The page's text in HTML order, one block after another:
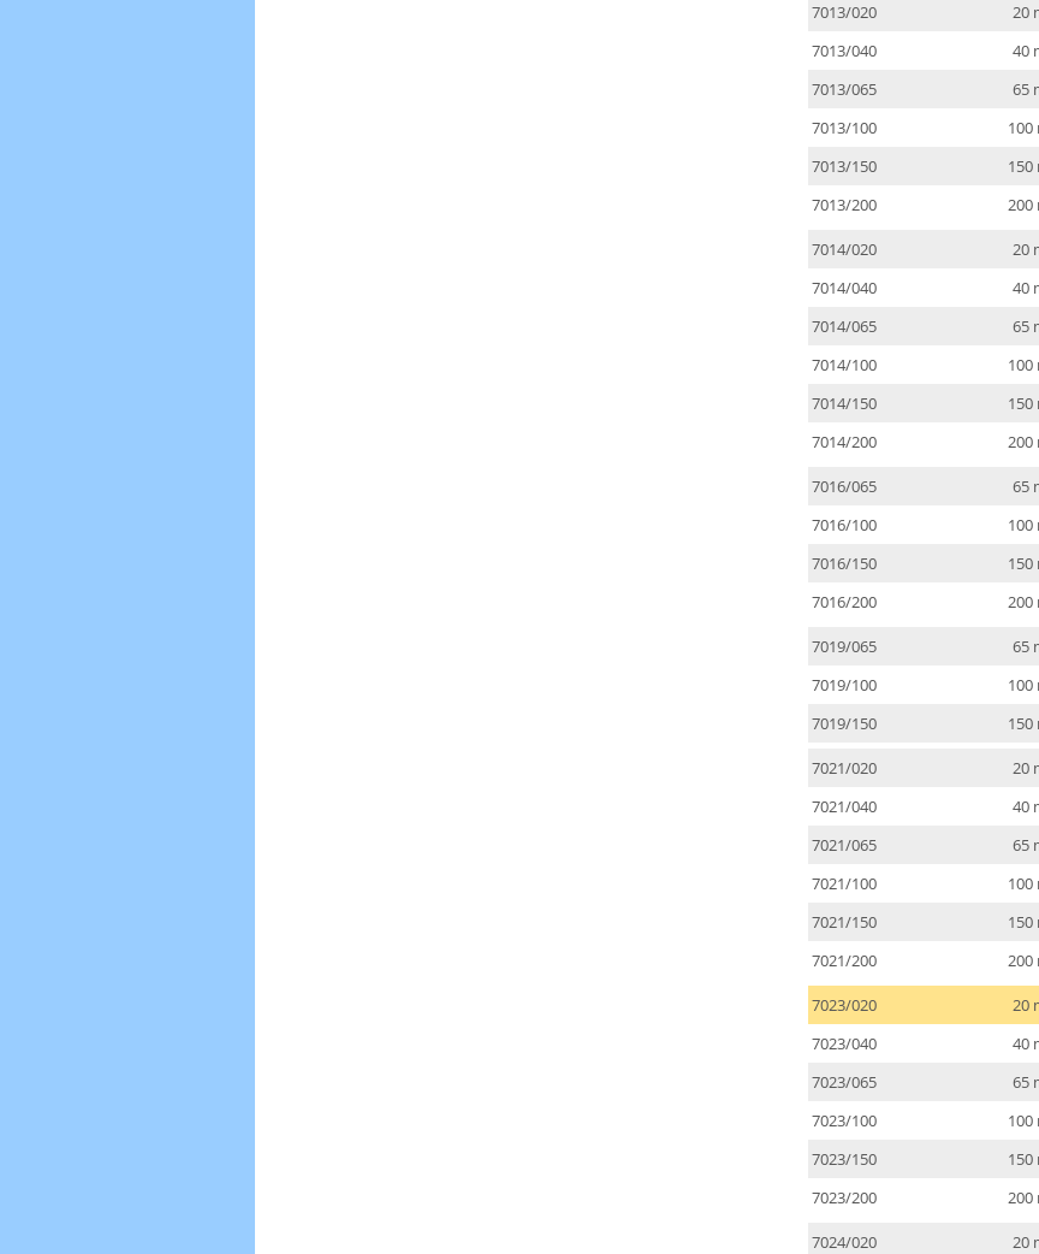
7013/020 20
7013/040
40
7013/065
65
7013/100
100
7013/150
150
7013/200
200
7014/020 20
7014/040
40
7014/065
65
7014/100
100
7014/150
150
7014/200
200
7016/065 65
7016/100
100
7016/150
150
7016/200
200
7019/065 65
7019/100
100
7019/150
150
7021/020 20
7021/040
40
7021/065
65
7021/100
100
7021/150
150
7021/200
200
7023/020 20
7023/040
40
7023/065
65
7023/100
100
7023/150
150
7023/200
200
7024/020 20